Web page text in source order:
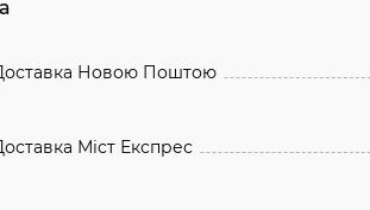
Новою Поштою
Міст Експрес